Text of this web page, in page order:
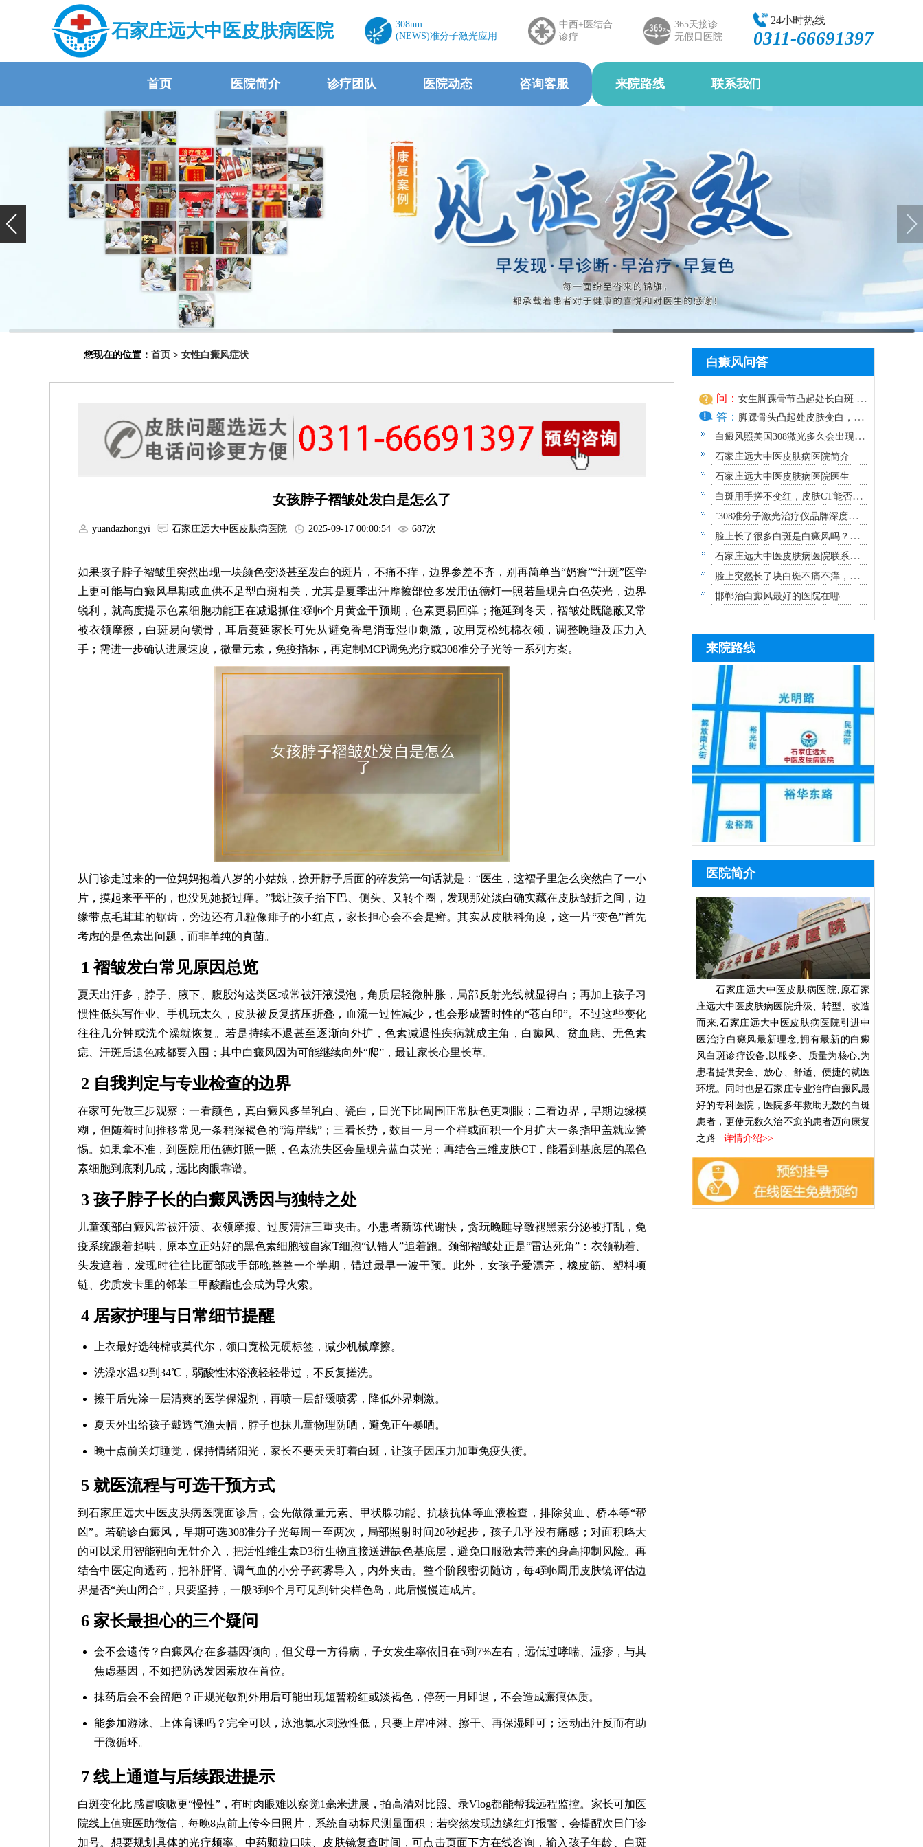
石家庄远大中医皮肤病医院
308nm
(NEWS)准分子激光应用
中西+医结合
诊疗
365天接诊
无假日医院
24小时热线
0311-66691397
首页 医院简介 诊疗团队 医院动态 咨询客服 来院路线 联系我们
您现在的位置： 首页 > 女性白癜风症状
女孩脖子褶皱处发白是怎么了
yuandazhongyi 石家庄远大中医皮肤病医院 2025-09-17 00:00:54 687次
如果孩子脖子褶皱里突然出现一块颜色变淡甚至发白的斑片，不痛不痒，边界参差不齐，别再简单当“奶癣”“汗斑”医学
上更可能与白癜风早期或血供不足型白斑相关，尤其是夏季出汗摩擦部位多发用伍德灯一照若呈现亮白色荧光，边界
锐利，就高度提示色素细胞功能正在减退抓住3到6个月黄金干预期，色素更易回弹；拖延到冬天，褶皱处既隐蔽又常
被衣领摩擦，白斑易向锁骨，耳后蔓延家长可先从避免香皂消毒湿巾刺激，改用宽松纯棉衣领，调整晚睡及压力入
手；需进一步确认进展速度，微量元素，免疫指标，再定制MCP调免光疗或308准分子光等一系列方案。
从门诊走过来的一位妈妈抱着八岁的小姑娘，撩开脖子后面的碎发第一句话就是：“医生，这褶子里怎么突然白了一小
片，摸起来平平的，也没见她挠过痒。”我让孩子抬下巴、侧头、又转个圈，发现那处淡白确实藏在皮肤皱折之间，边
缘带点毛茸茸的锯齿，旁边还有几粒像痱子的小红点，家长担心会不会是癣。其实从皮肤科角度，这一片“变色”首先
考虑的是色素出问题，而非单纯的真菌。
1 褶皱发白常见原因总览
夏天出汗多，脖子、腋下、腹股沟这类区域常被汗液浸泡，角质层轻微肿胀，局部反射光线就显得白；再加上孩子习
惯性低头写作业、手机玩太久，皮肤被反复挤压折叠，血流一过性减少，也会形成暂时性的“苍白印”。不过这些变化
往往几分钟或洗个澡就恢复。若是持续不退甚至逐渐向外扩，色素减退性疾病就成主角，白癜风、贫血痣、无色素
痣、汗斑后遗色减都要入围；其中白癜风因为可能继续向外“爬”，最让家长心里长草。
2 自我判定与专业检查的边界
在家可先做三步观察：一看颜色，真白癜风多呈乳白、瓷白，日光下比周围正常肤色更刺眼；二看边界，早期边缘模
糊，但随着时间推移常见一条稍深褐色的“海岸线”；三看长势，数目一月一个样或面积一个月扩大一条指甲盖就应警
惕。如果拿不准，到医院用伍德灯照一照，色素流失区会呈现亮蓝白荧光；再结合三维皮肤CT，能看到基底层的黑色
素细胞到底剩几成，远比肉眼靠谱。
3 孩子脖子长的白癜风诱因与独特之处
儿童颈部白癜风常被汗渍、衣领摩擦、过度清洁三重夹击。小患者新陈代谢快，贪玩晚睡导致褪黑素分泌被打乱，免
疫系统跟着起哄，原本立正站好的黑色素细胞被自家T细胞“认错人”追着跑。颈部褶皱处正是“雷达死角”：衣领勒着、
头发遮着，发现时往往比面部或手部晚整整一个学期，错过最早一波干预。此外，女孩子爱漂亮，橡皮筋、塑料项
链、劣质发卡里的邻苯二甲酸酯也会成为导火索。
4 居家护理与日常细节提醒
上衣最好选纯棉或莫代尔，领口宽松无硬标签，减少机械摩擦。
洗澡水温32到34℃，弱酸性沐浴液轻轻带过，不反复搓洗。
擦干后先涂一层清爽的医学保湿剂，再喷一层舒缓喷雾，降低外界刺激。
夏天外出给孩子戴透气渔夫帽，脖子也抹儿童物理防晒，避免正午暴晒。
晚十点前关灯睡觉，保持情绪阳光，家长不要天天盯着白斑，让孩子因压力加重免疫失衡。
5 就医流程与可选干预方式
到石家庄远大中医皮肤病医院面诊后，会先做微量元素、甲状腺功能、抗核抗体等血液检查，排除贫血、桥本等“帮
凶”。若确诊白癜风，早期可选308准分子光每周一至两次，局部照射时间20秒起步，孩子几乎没有痛感；对面积略大
的可以采用智能靶向无针介入，把活性维生素D3衍生物直接送进缺色基底层，避免口服激素带来的身高抑制风险。再
结合中医定向透药，把补肝肾、调气血的小分子药雾导入，内外夹击。整个阶段密切随访，每4到6周用皮肤镜评估边
界是否“关山闭合”，只要坚持，一般3到9个月可见到针尖样色岛，此后慢慢连成片。
6 家长最担心的三个疑问
会不会遗传？白癜风存在多基因倾向，但父母一方得病，子女发生率依旧在5到7%左右，远低过哮喘、湿疹，与其
焦虑基因，不如把防诱发因素放在首位。
抹药后会不会留疤？正规光敏剂外用后可能出现短暂粉红或淡褐色，停药一月即退，不会造成瘢痕体质。
能参加游泳、上体育课吗？完全可以，泳池氯水刺激性低，只要上岸冲淋、擦干、再保湿即可；运动出汗反而有助
于微循环。
7 线上通道与后续跟进提示
白斑变化比感冒咳嗽更“慢性”，有时肉眼难以察觉1毫米进展，拍高清对比照、录Vlog都能帮我远程监控。家长可加医
院线上值班医助微信，每晚8点前上传今日照片，系统自动标尺测量面积；若突然发现边缘红灯报警，会提醒次日门诊
加号。想要规划具体的光疗频率、中药颗粒口味、皮肤镜复查时间，可点击页面下方在线咨询，输入孩子年龄、白斑
白癜风问答
问： 女生脚踝骨节凸起处长白斑 脱
色原因与应对方法
答： 脚踝骨头凸起处皮肤变白，颜
色脱失
白癜风照美国308激光多久会出现效
果？
石家庄远大中医皮肤病医院简介
石家庄远大中医皮肤病医院医生
白斑用手搓不变红，皮肤CT能否确
诊白癜风？
`308准分子激光治疗仪品牌深度解
析：专业视角下的优选指南`
脸上长了很多白斑是白癜风吗？需
要做哪些检查？
石家庄远大中医皮肤病医院联系方
式地址
脸上突然长了块白斑不痛不痒，原
因及应对指南
邯郸治白癜风最好的医院在哪
来院路线
医院简介
石家庄远大中医皮肤病医院,原石家
庄远大中医皮肤病医院升级、转型、改造
而来,石家庄远大中医皮肤病医院引进中
医治疗白癜风最新理念,拥有最新的白癜
风白斑诊疗设备,以服务、质量为核心,为
患者提供安全、放心、舒适、便捷的就医
环境。同时也是石家庄专业治疗白癜风最
好的专科医院，医院多年救助无数的白斑
患者，更使无数久治不愈的患者迈向康复
之路...详情介绍>>